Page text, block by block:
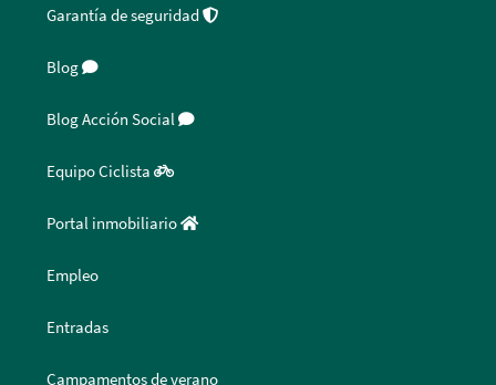
Garantía de seguridad
Blog
Blog Acción Social
Equipo Ciclista
Portal inmobiliario
Empleo
Entradas
Campamentos de verano